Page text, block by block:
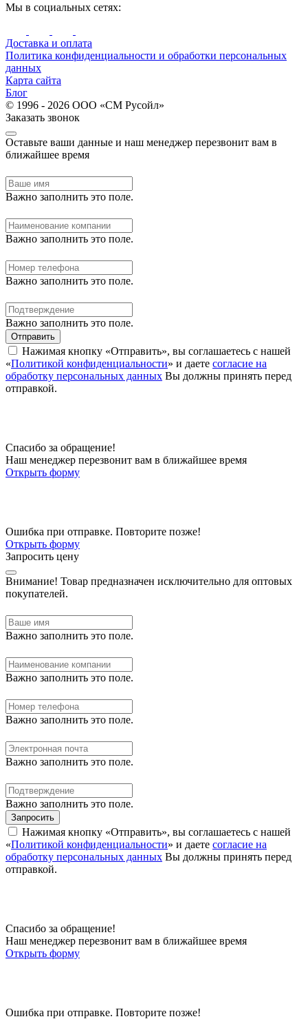
Мы в социальных сетях:
Доставка и оплата
Политика конфиденциальности и обработки персональных
данных
Карта сайта
Блог
© 1996 - 2026 ООО «СМ Русойл»
Заказать звонок
Оставьте ваши данные и наш менеджер перезвонит вам в
ближайшее время
Важно заполнить это поле.
Важно заполнить это поле.
Важно заполнить это поле.
Важно заполнить это поле.
Отправить
Нажимая кнопку «Отправить», вы соглашаетесь с нашей
«Политикой конфиденциальности» и даете согласие на
обработку персональных данных Вы должны принять перед
отправкой.
Спасибо за обращение!
Наш менеджер перезвонит вам в ближайшее время
Открыть форму
Ошибка при отправке. Повторите позже!
Открыть форму
Запросить цену
Внимание! Товар предназначен исключительно для оптовых
покупателей.
Важно заполнить это поле.
Важно заполнить это поле.
Важно заполнить это поле.
Важно заполнить это поле.
Важно заполнить это поле.
Запросить
Нажимая кнопку «Отправить», вы соглашаетесь с нашей
«Политикой конфиденциальности» и даете согласие на
обработку персональных данных Вы должны принять перед
отправкой.
Спасибо за обращение!
Наш менеджер перезвонит вам в ближайшее время
Открыть форму
Ошибка при отправке. Повторите позже!